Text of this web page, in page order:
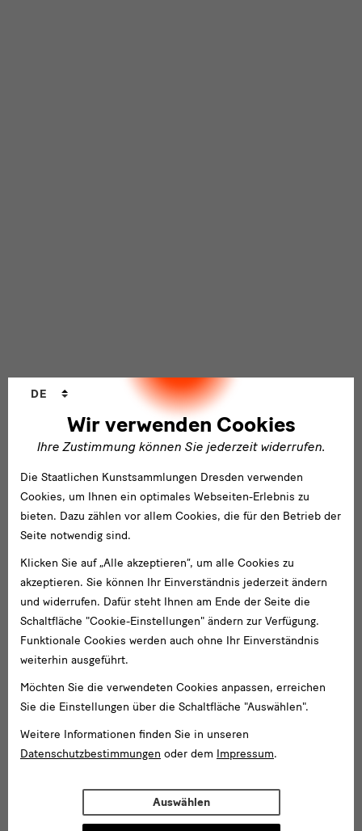
Wir verwenden Cookies
Ihre Zustimmung können Sie jederzeit widerrufen.
DE
Die Staatlichen Kunstsammlungen Dresden verwenden
Cookies, um Ihnen ein optimales Webseiten-Erlebnis zu
bieten. Dazu zählen vor allem Cookies, die für den Betrieb der
Seite notwendig sind.
Klicken Sie auf „Alle akzeptieren“, um alle Cookies zu
akzeptieren. Sie können Ihr Einverständnis jederzeit ändern
und widerrufen. Dafür steht Ihnen am Ende der Seite die
Schaltfläche "Cookie-Einstellungen" ändern zur Verfügung.
Funktionale Cookies werden auch ohne Ihr Einverständnis
weiterhin ausgeführt.
Möchten Sie die verwendeten Cookies anpassen, erreichen
Sie die Einstellungen über die Schaltfläche "Auswählen".
Weitere Informationen finden Sie in unseren
Datenschutzbestimmungen oder dem Impressum.
Auswählen